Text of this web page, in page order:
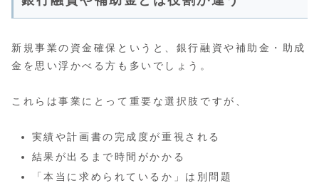
新規事業の資金確保というと、銀行融資や補助金・助成
金を思い浮かべる方も多いでしょう。
これらは事業にとって重要な選択肢ですが、
実績や計画書の完成度が重視される
結果が出るまで時間がかかる
「本当に求められているか」は別問題